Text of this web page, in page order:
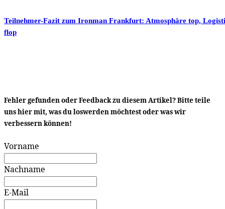
Teilnehmer-Fazit zum Ironman Frankfurt: Atmosphäre top,
flop
Fehler gefunden oder Feedback zu diesem Artikel? Bitte teile
uns hier mit, was du loswerden möchtest oder was wir
verbessern können!
Vorname
Nachname
E-Mail